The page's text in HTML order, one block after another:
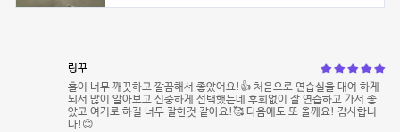
링꾸
홀이 너무 깨끗하고 깔끔해서 좋았어요!👍 처음으로 연습실을 대여 하게
되서 많이 알아보고 신중하게 선택했는데 후회없이 잘 연습하고 가서 좋
았고 여기로 하길 너무 잘한것 같아요!🥰 다음에도 또 올께요! 감사합니
다!😊